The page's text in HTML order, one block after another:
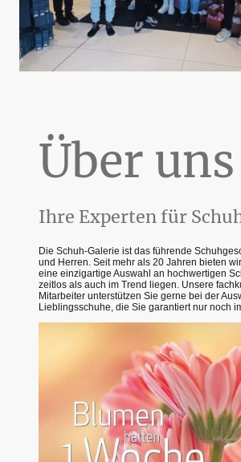
Über uns
Ihre Experten für
Die Schuh-Galerie ist das führende
und Herren. Seit mehr als 20 Jahren bieten
eine einzigartige Auswahl an hochwertigen
zeitlos als auch im Trend liegen. Unsere
Mitarbeiter unterstützen Sie gerne bei der
Lieblingsschuhe, die Sie garantiert nur noch